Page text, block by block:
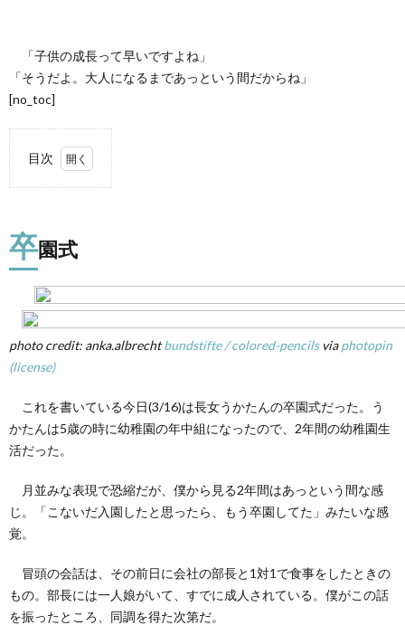
「子供の成長って早いですよね」
「そうだよ。大人になるまであっという間だからね」
[no_toc]
目次
1.
2.
ジャ
ネー
の法
則
卒園式
photo credit: anka.albrechtbundstifte / colored-pencilsviaphotopin
(license)
これを書いている今日(3/16)は長女うかたんの卒園式だった。う
かたんは5歳の時に幼稚園の年中組になったので、2年間の幼稚園生
活だった。
月並みな表現で恐縮だが、僕から見る2年間はあっという間な感
じ。「こないだ入園したと思ったら、もう卒園してた」みたいな感
覚。
冒頭の会話は、その前日に会社の部長と1対1で食事をしたときの
もの。部長には一人娘がいて、すでに成人されている。僕がこの話
を振ったところ、同調を得た次第だ。